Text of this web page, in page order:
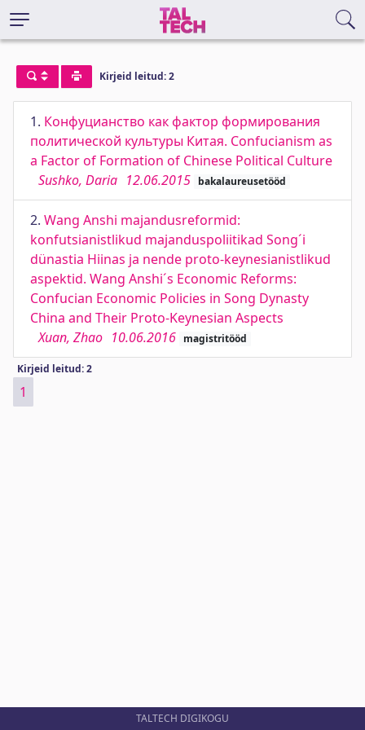
Kirjeid leitud: 2
1. Конфуцианство как фактор формирования
политической культуры Китая. Confucianism as
a Factor of Formation of Chinese Political Culture
Sushko, Daria 12.06.2015 bakalaureusetööd
2. Wang Anshi majandusreformid:
konfutsianistlikud majanduspoliitikad Song´i
dünastia Hiinas ja nende proto-keynesianistlikud
aspektid. Wang Anshi´s Economic Reforms:
Confucian Economic Policies in Song Dynasty
China and Their Proto-Keynesian Aspects
Xuan, Zhao 10.06.2016 magistritööd
Kirjeid leitud: 2
1
TALTECH DIGIKOGU